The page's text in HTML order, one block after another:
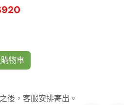
物車
後，客服安排寄出。